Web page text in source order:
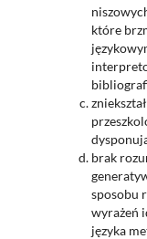
które
brak
sposobu
wyrażeń
języka